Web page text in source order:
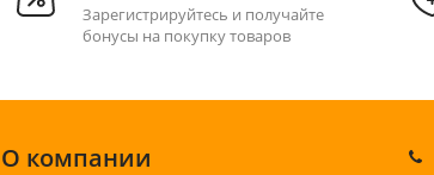
Зарегистрируйтесь и получайте
бонусы на покупку товаров
О компании